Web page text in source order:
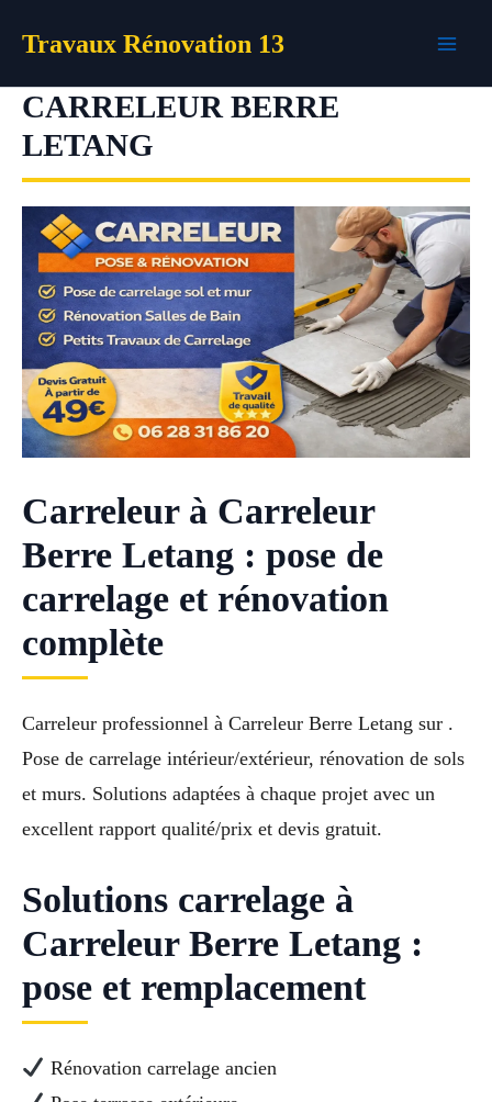
Travaux Rénovation 13
CARRELEUR BERRE
LETANG
Carreleur à Carreleur
Berre Letang : pose de
carrelage et rénovation
complète
Carreleur professionnel à Carreleur Berre Letang sur .
Pose de carrelage intérieur/extérieur, rénovation de sols
et murs. Solutions adaptées à chaque projet avec un
excellent rapport qualité/prix et devis gratuit.
Solutions carrelage à
Carreleur Berre Letang :
pose et remplacement
Rénovation carrelage ancien